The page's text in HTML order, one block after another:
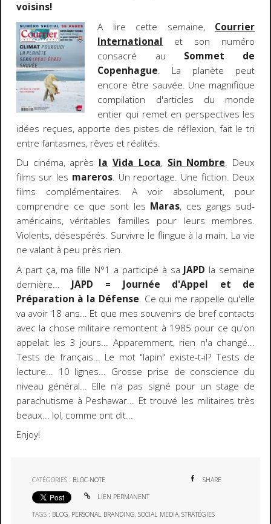
voisins!
A lire cette semaine, Courrier
International et son numéro
consacré au Sommet de
Copenhague. La planète peut
encore être sauvée. Une magnifique
compilation d'articles du monde
entier qui remet en perspectives les
idées reçues, apporte des pistes de réflexion, fait le tri
entre fantasmes, rêves et réalités.
Du cinéma, après la Vida Loca, Sin Nombre. Deux
films sur les mareros. Un reportage. Une fiction. Deux
films complémentaires. A voir absolument, pour
comprendre ce que sont les Maras, ces gangs sud-
américains, véritables familles pour leurs membres.
Violents, désespérés. Survivre le flingue à la main. La vie
ne valant à peu près rien.
A part ça, ma fille N°1 a participé à sa JAPD la semaine
dernière... JAPD = Journée d'Appel et de
Préparation à la Défense. Ce qui me rappelle qu'elle
va avoir 18 ans... Et que mes souvenirs de bref contacts
avec la chose militaire remontent à 1985 pour ce qu'on
appelait les 3 jours... Apparemment, rien n'a changé...
Tests de français... Le mot "lapin" existe-t-il? Tests de
lecture... 10 lignes... Grosse prise de conscience du
niveau général... Elle n'a pas signé pour un stage de
parachutisme à Peshawar... Et trouvé les militaires très
beaux... lol, comme ont dit...
Enjoy!
CATÉGORIES : BLOC-NOTE SHARE
LIEN PERMANENT
TAGS : BLOG, PERSONAL BRANDING,SOCIAL MEDIA,STRATÉGIES